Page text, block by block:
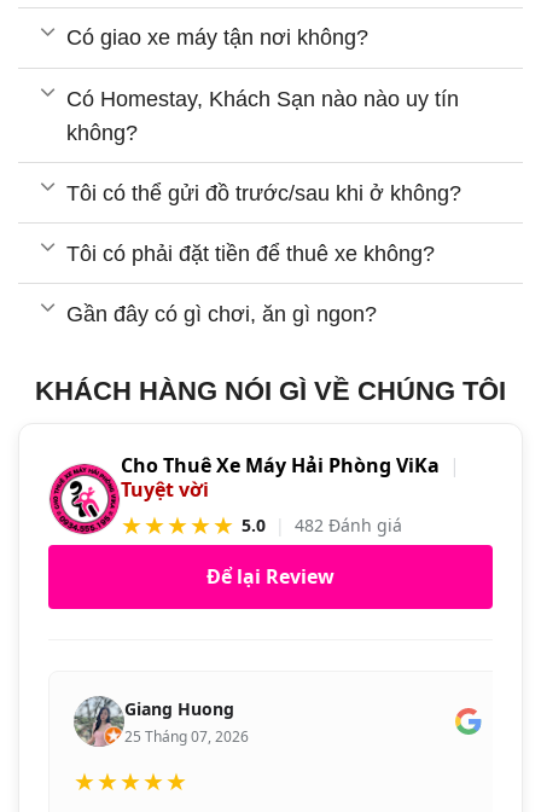
Có giao xe máy tận nơi không?
Có Homestay, Khách Sạn nào nào uy tín
không?
Tôi có thể gửi đồ trước/sau khi ở không?
Tôi có phải đặt tiền để thuê xe không?
Gần đây có gì chơi, ăn gì ngon?
KHÁCH HÀNG NÓI GÌ VỀ CHÚNG TÔI
Cho Thuê Xe Máy Hải Phòng ViKa |
Tuyệt vời
★★★★★ 5.0 | 482 Đánh giá
Để lại Review
Giang Huong
25 Tháng 07, 2026
★★★★★